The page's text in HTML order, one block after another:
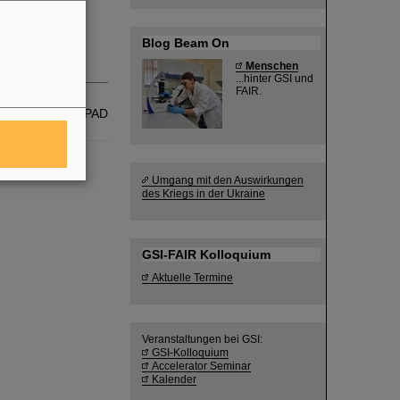
Gruppe PER-PAD
Blog Beam On
Menschen
...hinter GSI und
FAIR.
Umgang mit den Auswirkungen
des Kriegs in der Ukraine
GSI-FAIR Kolloquium
Aktuelle Termine
Veranstaltungen bei GSI:
GSI-Kolloquium
Accelerator Seminar
Kalender